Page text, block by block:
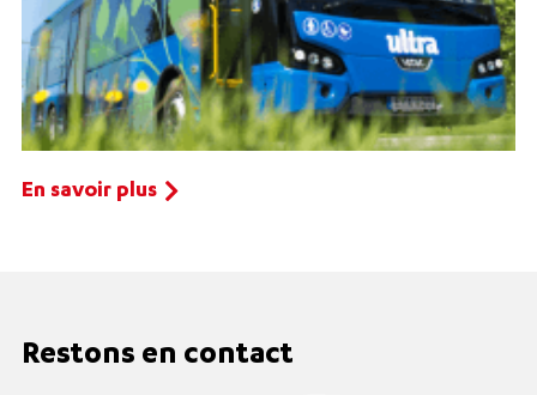
En savoir plus
Restons en contact